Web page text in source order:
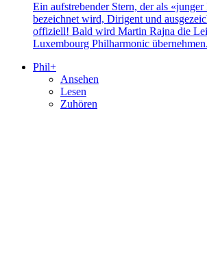
Ein aufstrebender Stern, der als
bezeichnet wird, Dirigent und
offiziell! Bald wird Martin Rajna die
Luxembourg Philharmonic übernehmen.
Phil+
Ansehen
Lesen
Zuhören